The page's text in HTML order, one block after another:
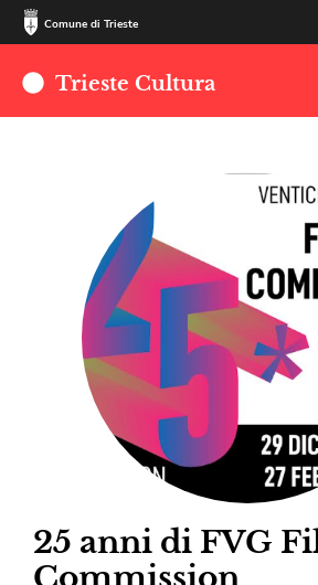
Comune di Trieste
Trieste Cultura
25 anni di FVG